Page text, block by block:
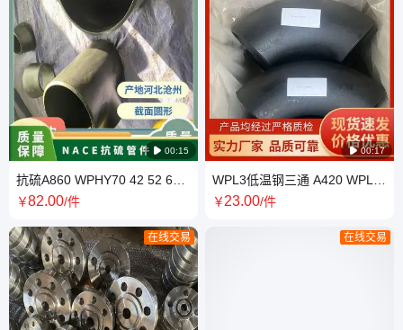
 00:15
抗硫A860 WPHY70 42 52 60
65管线钢三通无缝对焊弯头焊
￥82.00/件
在线交易
 00:17
WPL3低温钢三通 A420 WPL6
无缝弯头 大小头焊接法兰酸性
￥23.00/件
在线交易